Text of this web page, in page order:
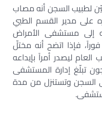
لطبيب السجن أنه مصاب
على مدير القسم الطبي
إلى مستشفى الأمراض
فإذا اتضح أنه مختلّ
ليصدر أمراً بإيداعه
تبلّغ إدارة المستشفى
السجن وتستنزل من مدة